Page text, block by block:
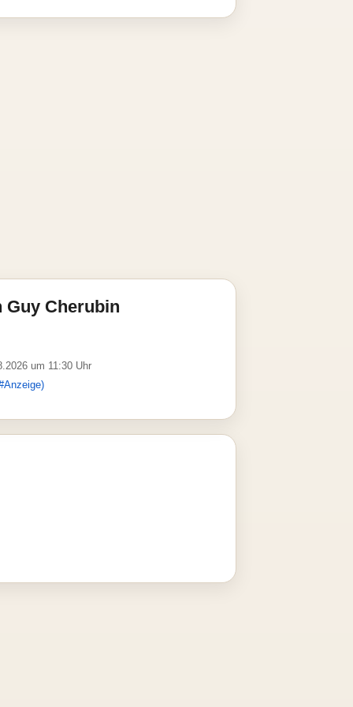
Guy Cherubin
um 11:30 Uhr